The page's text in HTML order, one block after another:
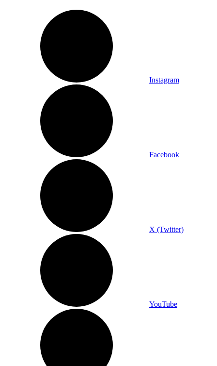
Instagram
Facebook
X (Twitter)
YouTube